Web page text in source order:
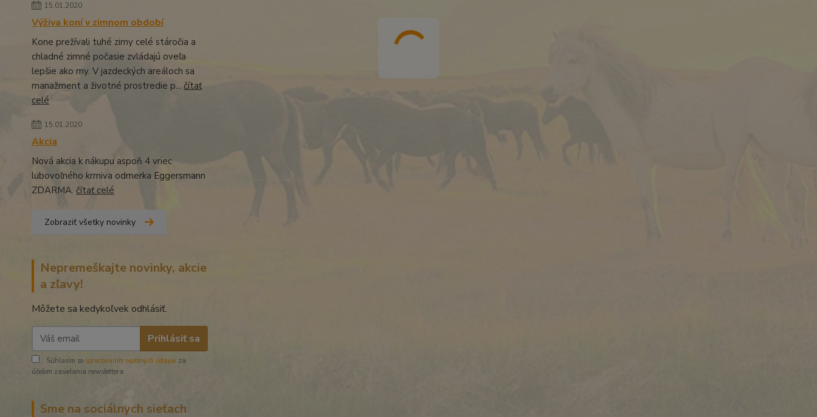
15.01.2020
Výživa koní v zimnom období
Kone prežívali tuhé zimy celé stáročia a
chladné zimné počasie zvládajú oveľa
lepšie ako my. V jazdeckých areáloch sa
manažment a životné prostredie p... čítať
celé
15.01.2020
Akcia
Nová akcia k nákupu aspoň 4 vriec
lubovoľného krmiva odmerka Eggersmann
ZDARMA. čítať celé
Zobraziť všetky novinky
Nepremeškajte novinky, akcie
a zľavy!
Môžete sa kedykoľvek odhlásiť.
Prihlásiť sa
Súhlasím so spracovaním osobných údajov za
účelom zasielania newslettera.
Sme na sociálnych sieťach